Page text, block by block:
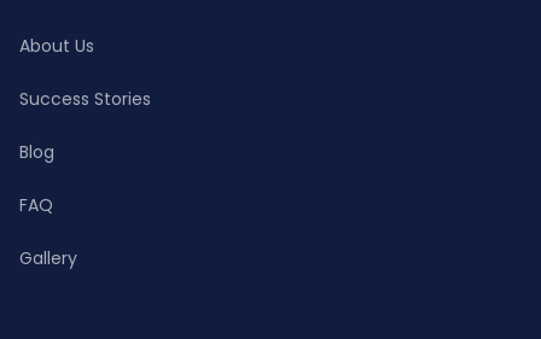
About Us
Success Stories
Blog
FAQ
Gallery